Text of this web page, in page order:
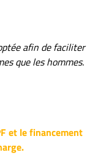
afin de faciliter
que les hommes.
et le financement